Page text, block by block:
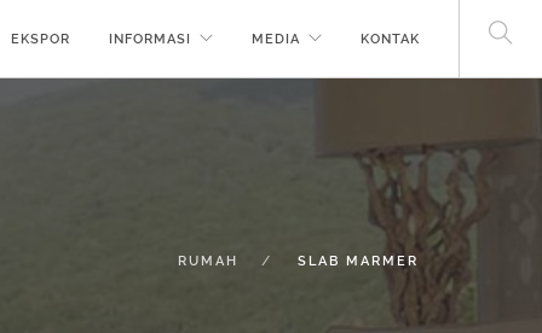
EKSPOR INFORMASI MEDIA KONTAK
RUMAH SLAB MARMER